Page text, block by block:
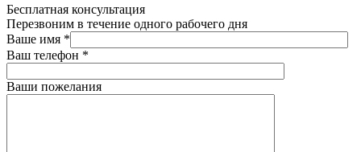
Бесплатная консультация
Перезвоним в течение одного рабочего дня
Ваше имя *
Ваш телефон *
Ваши пожелания